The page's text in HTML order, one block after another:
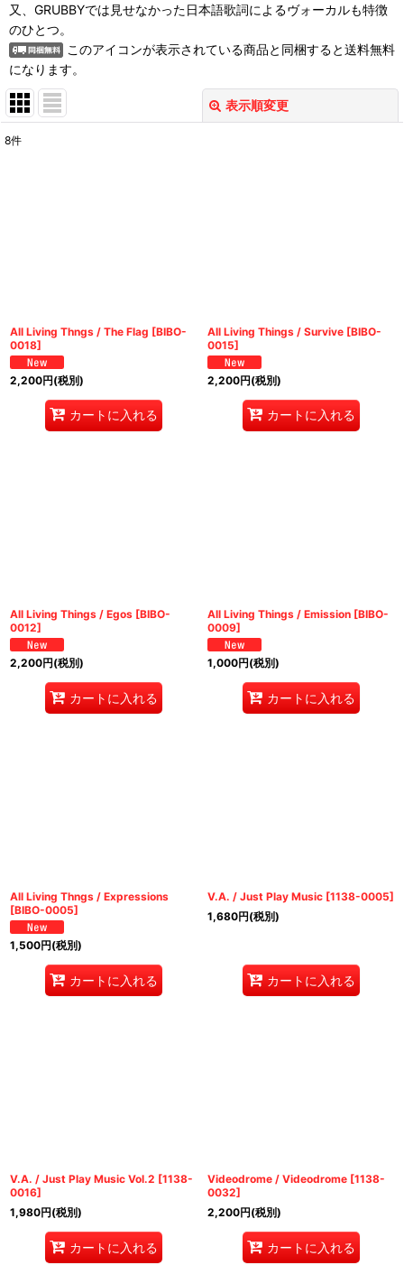
又、GRUBBYでは見せなかった日本語歌詞によるヴォーカルも特徴
のひとつ。
このアイコンが表示されている商品と同梱すると送料無料
になります。
表示順変更
8件
All Living Thngs / The Flag [BIBO-
0018]
2,200円(税別)
カートに入れる
All Living Things / Survive [BIBO-
0015]
2,200円(税別)
カートに入れる
All Living Things / Egos [BIBO-
0012]
2,200円(税別)
カートに入れる
All Living Things / Emission [BIBO-
0009]
1,000円(税別)
カートに入れる
All Living Thngs / Expressions
[BIBO-0005]
1,500円(税別)
カートに入れる
V.A. / Just Play Music [1138-0005]
1,680円(税別)
カートに入れる
V.A. / Just Play Music Vol.2 [1138-
0016]
1,980円(税別)
カートに入れる
Videodrome / Videodrome [1138-
0032]
2,200円(税別)
カートに入れる